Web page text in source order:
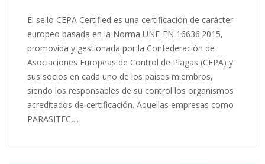
El sello CEPA Certified es una certificación de carácter
europeo basada en la Norma UNE-EN 16636:2015,
promovida y gestionada por la Confederación de
Asociaciones Europeas de Control de Plagas (CEPA) y
sus socios en cada uno de los países miembros,
siendo los responsables de su control los organismos
acreditados de certificación. Aquellas empresas como
PARASITEC,...